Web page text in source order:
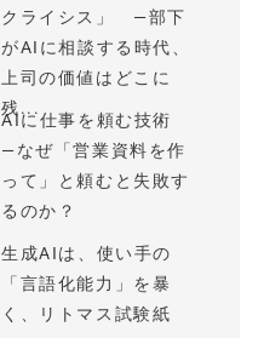
クライシス」 —部下
がAIに相談する時代、
上司の価値はどこに
残...
AIに仕事を頼む技術
—なぜ「営業資料を作
って」と頼むと失敗す
るのか？
生成AIは、使い手の
「言語化能力」を暴
く、リトマス試験紙